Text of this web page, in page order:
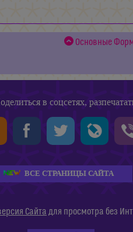
Основные
в соцсетях,
ВСЕ СТРАНИЦЫ САЙТА
Сайта для просмотра без